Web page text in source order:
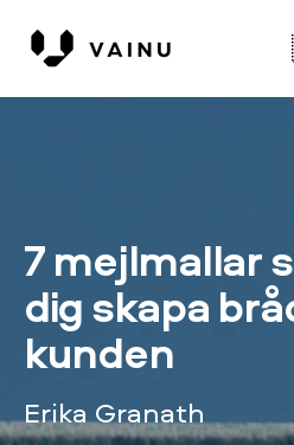
7 mejlmallar
dig skapa
kunden
Erika Granath